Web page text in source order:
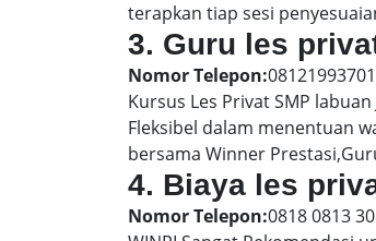
terapkan tiap sesi
3. Guru les
Nomor Telepon:
Kursus Les Privat SMP
Fleksibel dalam menentuan
bersama Winner
4. Biaya les
Nomor Telepon:0818 0813